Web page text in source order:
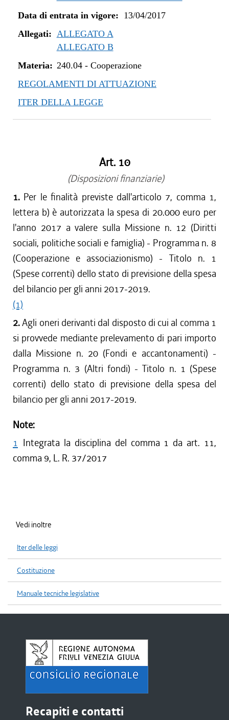
Data di entrata in vigore: 13/04/2017
Allegati: ALLEGATO A
ALLEGATO B
Materia: 240.04- Cooperazione
REGOLAMENTI DI ATTUAZIONE
ITER DELLA LEGGE
Art. 10
(Disposizioni finanziarie)
1. Per le finalità previste dall'articolo 7, comma 1,
lettera b) è autorizzata la spesa di 20.000 euro per
l'anno 2017 a valere sulla Missione n. 12 (Diritti
sociali, politiche sociali e famiglia) - Programma n. 8
(Cooperazione e associazionismo) - Titolo n. 1
(Spese correnti) dello stato di previsione della spesa
del bilancio per gli anni 2017-2019.
(1)
2.Agli oneri derivanti dal disposto di cui al comma 1
si provvede mediante prelevamento di pari importo
dalla Missione n. 20 (Fondi e accantonamenti) -
Programma n. 3 (Altri fondi) - Titolo n. 1 (Spese
correnti) dello stato di previsione della spesa del
bilancio per gli anni 2017-2019.
Note:
1 Integrata la disciplina del comma 1 da art. 11,
comma 9, L. R. 37/2017
Vedi inoltre
Iter delle leggi
Costituzione
Manuale tecniche legislative
Recapiti e contatti